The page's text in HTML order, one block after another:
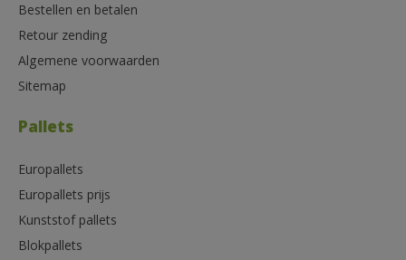
Bestellen en betalen
Retour zending
Algemene voorwaarden
Sitemap
Pallets
Europallets
Europallets prijs
Kunststof pallets
Blokpallets